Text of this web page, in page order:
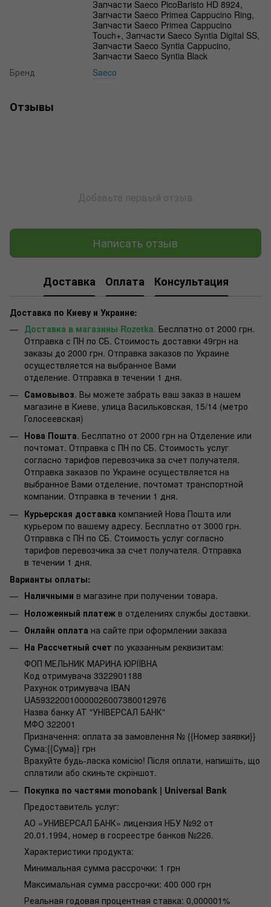
Запчасти Saeco PicoBaristo HD 8924,
Запчасти Saeco Primea Cappucino Ring,
Запчасти Saeco Primea Cappucino
Touch+, Запчасти Saeco Syntia Digital SS,
Запчасти Saeco Syntia Cappucino,
Запчасти Saeco Syntia Black
Бренд
Saeco
Отзывы
Добавьте первый отзыв
Написать отзыв
Доставка Оплата Консультация
Доставка по Киеву и Украине:
Доставка в магазины Rozetka. Беслпатно от 2000 грн.
Отправка с ПН по СБ. Стоимость доставки 49грн на
заказы до 2000 грн. Отправка заказов по Украине
осуществляется на выбранное Вами
отделение. Отправка в течении 1 дня.
Самовывоз. Вы можете забрать ваш заказ в нашем
магазине в Киеве, улица Васильковская, 15/14 (метро
Голосеевская)
Нова Пошта. Беслпатно от 2000 грн на Отделение или
почтомат. Отправка с ПН по СБ. Стоимость услуг
согласно тарифов перевозчика за счет получателя.
Отправка заказов по Украине осуществляется на
выбранное Вами отделение, почтомат транспортной
компании. Отправка в течении 1 дня.
Курьерская доставка компанией Нова Пошта или
курьером по вашему адресу. Бесплатно от 3000 грн.
Отправка с ПН по СБ. Стоимость услуг согласно
тарифов перевозчика за счет получателя. Отправка
в течении 1 дня.
Варианты оплаты:
Наличными в магазине при получении товара.
Ноложенный платеж в отделениях службы доставки.
Онлайн оплата на сайте при оформлении заказа
На Рассчетный счет по указанным реквизитам:
ФОП МЕЛЬНИК МАРИНА ЮРІЇВНА
Код отримувача 3322901188
Рахунок отримувача IBAN
UA593220010000026007380012976
Назва банку АТ "УНІВЕРСАЛ БАНК"
МФО 322001
Призначення: оплата за замовлення № {{Номер заявки}}
Сума:{{Сума}} грн
Врахуйте будь-ласка комісію! Після оплати, напишіть, що
сплатили або скиньте скріншот.
Покупка по частями monobank | Universal Bank
Предоставитель услуг:
АО «УНИВЕРСАЛ БАНК» лицензия НБУ №92 от
20.01.1994, номер в госреестре банков №226.
Характеристики продукта:
Минимальная сумма рассрочки: 1 грн
Максимальная сумма рассрочки: 400 000 грн
Реальная годовая процентная ставка: 0,000001%